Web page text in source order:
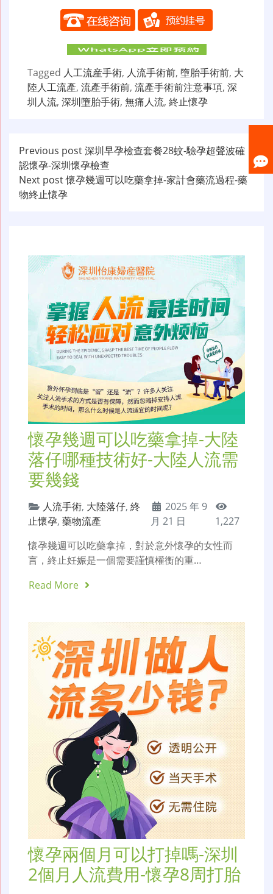
Tagged 人工流産手術, 人流手術前, 墮胎手術前, 大
陸人工流產, 流產手術前, 流產手術前注意事項, 深
圳人流, 深圳墮胎手術, 無痛人流, 終止懷孕
文
章
导
Previous post深圳早孕檢查套餐28蚊-驗孕超聲波確
認懷孕-深圳懷孕檢查
Next post懷孕幾週可以吃藥拿掉-家計會藥流過程-藥
物終止懷孕
懷孕幾週可以吃藥拿掉-大陸
落仔哪種技術好-大陸人流需
要幾錢
人流手術, 大陸落仔, 終
止懷孕, 藥物流產
2025 年 9
月 21 日
1,227
懷孕幾週可以吃藥拿掉，對於意外懷孕的女性而
言，終止妊娠是一個需要謹慎權衡的重…
Read More
懷孕兩個月可以打掉嗎-深圳
2個月人流費用-懷孕8周打胎